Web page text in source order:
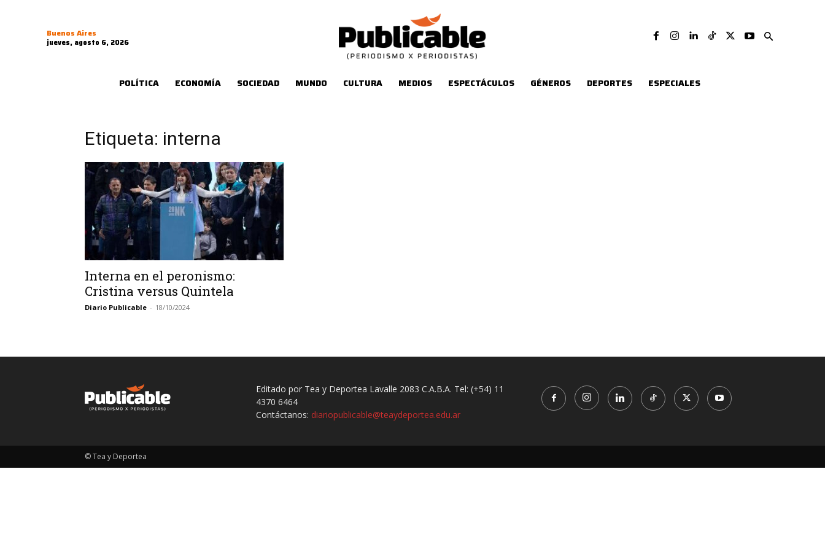
Buenos Aires
jueves, agosto 6, 2026
POLÍTICA ECONOMÍA SOCIEDAD MUNDO CULTURA MEDIOS ESPECTÁCULOS GÉNEROS DEPORTES ESPECIALES
Etiqueta: interna
Interna en el peronismo:
Cristina versus Quintela
Diario Publicable - 18/10/2024
Editado por Tea y Deportea Lavalle 2083 C.A.B.A. Tel: (+54) 11
4370 6464
Contáctanos: diariopublicable@teaydeportea.edu.ar
© Tea y Deportea